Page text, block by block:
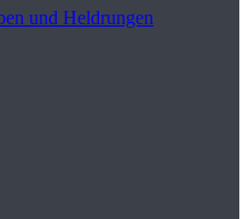
und Heldrungen